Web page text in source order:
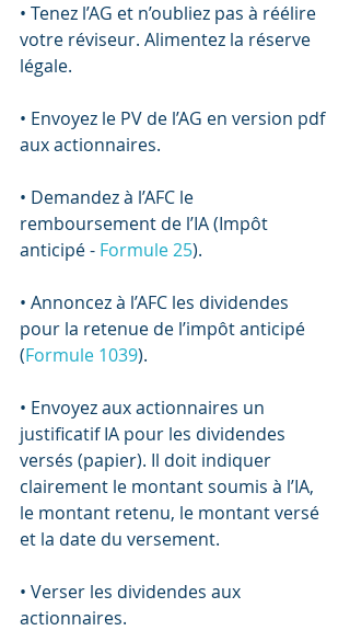
• Tenez l’AG et n’oubliez pas à réélire
votre réviseur. Alimentez la réserve
légale.
• Envoyez le PV de l’AG en version pdf
aux actionnaires.
• Demandez à l’AFC le
remboursement de l’IA (Impôt
anticipé - Formule 25).
• Annoncez à l’AFC les dividendes
pour la retenue de l’impôt anticipé
(Formule 1039).
• Envoyez aux actionnaires un
justificatif IA pour les dividendes
versés (papier). Il doit indiquer
clairement le montant soumis à l’IA,
le montant retenu, le montant versé
et la date du versement.
• Verser les dividendes aux
actionnaires.